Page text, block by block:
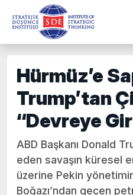
Hürmüz’e
Trump’tan
“Devreye
ABD Başkanı Donald
eden savaşın küresel
üzerine Pekin
Boğazı’ndan geçen